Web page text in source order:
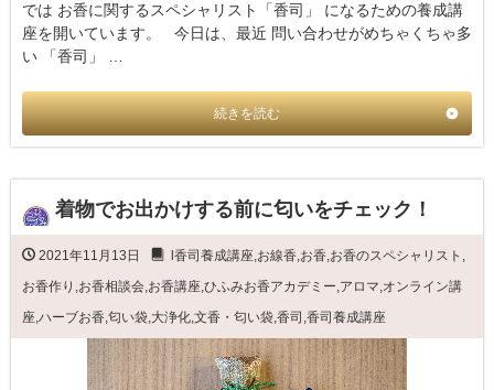
では お香に関するスペシャリスト「香司」 になるための養成講
座を開いています。 今日は、最近 問い合わせがめちゃくちゃ多
い 「香司」 …
続きを読む
着物でお出かけする前に匂いをチェック！
2021年11月13日 l香司養成講座 お線香 お香 お香のスペシャリスト
お香作り お香相談会 お香講座 ひふみお香アカデミー アロマ オンライン講
座 ハーブお香 匂い袋 大浄化 文香・匂い袋 香司 香司養成講座